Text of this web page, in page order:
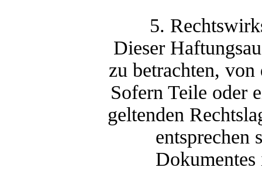
5.
Dieser
zu betrachten,
Sofern Teile oder
geltenden
entsprechen